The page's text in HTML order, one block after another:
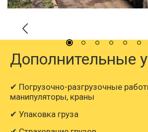
Дополнительные
✔ Погрузочно-разгрузочные
манипуляторы, краны
✔ Упаковка груза